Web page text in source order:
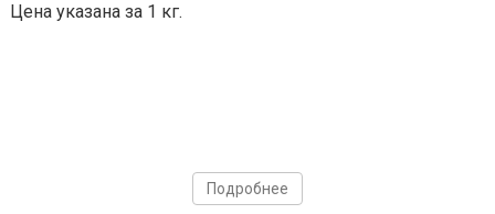
Цена указана за 1 кг.
Подробнее